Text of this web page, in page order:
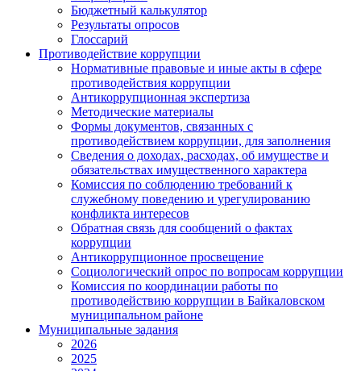
Бюджетный калькулятор
Результаты опросов
Глоссарий
Противодействие коррупции
Нормативные правовые и иные акты в сфере
противодействия коррупции
Антикоррупционная экспертиза
Методические материалы
Формы документов, связанных с
противодействием коррупции, для заполнения
Сведения о доходах, расходах, об имуществе и
обязательствах имущественного характера
Комиссия по соблюдению требований к
служебному поведению и урегулированию
конфликта интересов
Обратная связь для сообщений о фактах
коррупции
Антикоррупционное просвещение
Социологический опрос по вопросам коррупции
Комиссия по координации работы по
противодействию коррупции в Байкаловском
муниципальном районе
Муниципальные задания
2026
2025